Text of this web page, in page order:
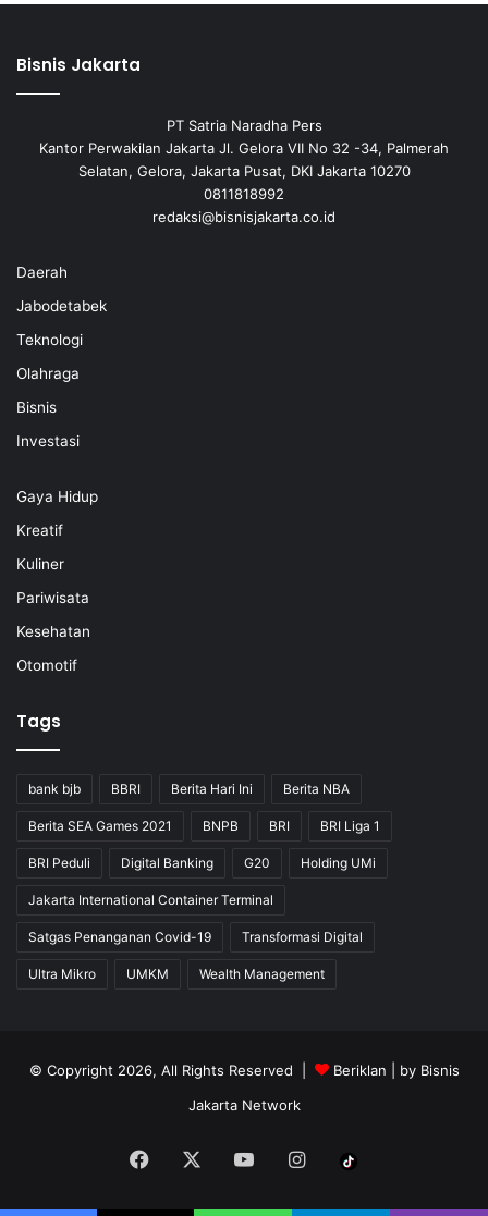
Bisnis Jakarta
PT Satria Naradha Pers
Kantor Perwakilan Jakarta Jl. Gelora VII No 32 -34, Palmerah
Selatan, Gelora, Jakarta Pusat, DKI Jakarta 10270
0811818992
redaksi@bisnisjakarta.co.id
Daerah
Jabodetabek
Teknologi
Olahraga
Bisnis
Investasi
Gaya Hidup
Kreatif
Kuliner
Pariwisata
Kesehatan
Otomotif
Tags
bank bjb BBRI Berita Hari Ini Berita NBA
Berita SEA Games 2021 BNPB BRI BRI Liga 1
BRI Peduli Digital Banking G20 Holding UMi
Jakarta International Container Terminal
Satgas Penanganan Covid-19 Transformasi Digital
Ultra Mikro UMKM Wealth Management
© Copyright 2026, All Rights Reserved | Beriklan | by Bisnis
Jakarta Network
Facebook YouTubeInstagram